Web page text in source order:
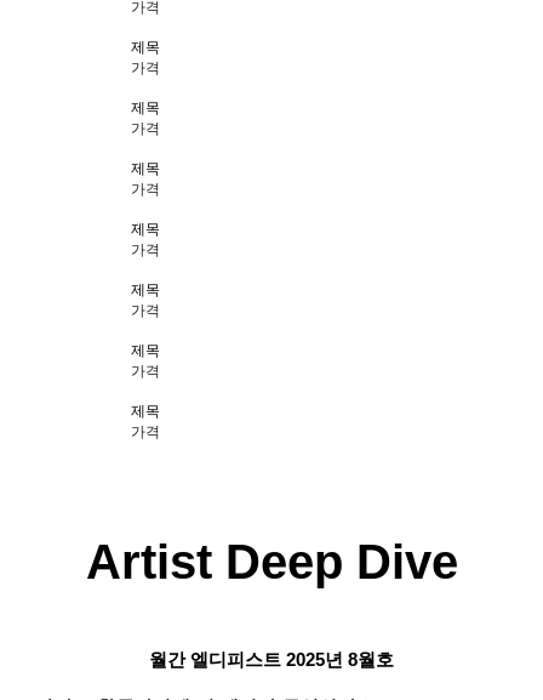
가격
제목
가격
제목
가격
제목
가격
제목
가격
제목
가격
제목
가격
제목
가격
Artist Deep Dive
월간 엘디피스트 2025년 8월호